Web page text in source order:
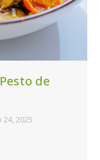
de
2025